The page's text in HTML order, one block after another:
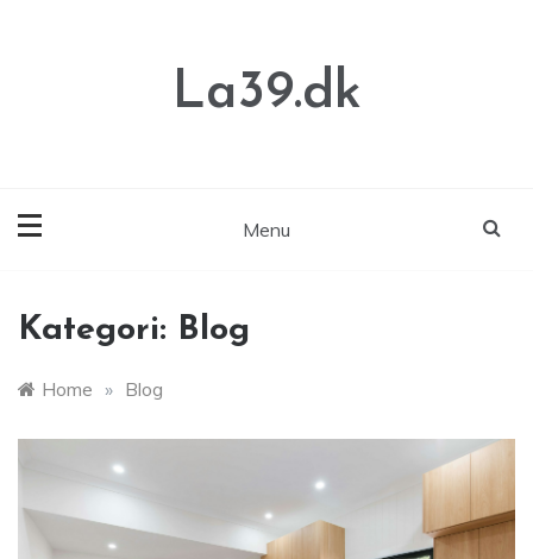
La39.dk
Menu
Kategori: Blog
Home » Blog